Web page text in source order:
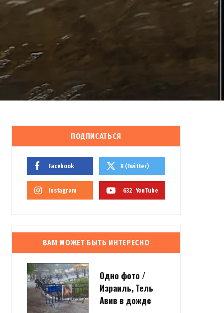
ПОДПИСАТЬСЯ
Facebook X (Twitter)
Instagram 632 YouTube
ВАМ МОЖЕТ БЫТЬ ИНТЕРЕСНО
Одно фото /
Израиль, Тель
Авив в дожде